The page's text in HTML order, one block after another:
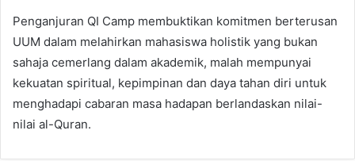
Penganjuran QI Camp membuktikan komitmen berterusan
UUM dalam melahirkan mahasiswa holistik yang bukan
sahaja cemerlang dalam akademik, malah mempunyai
kekuatan spiritual, kepimpinan dan daya tahan diri untuk
menghadapi cabaran masa hadapan berlandaskan nilai-
nilai al-Quran.